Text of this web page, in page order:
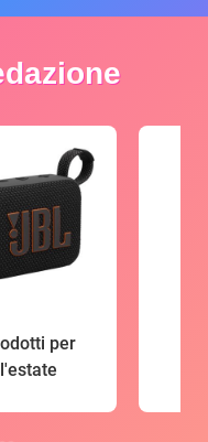
per
l'estate